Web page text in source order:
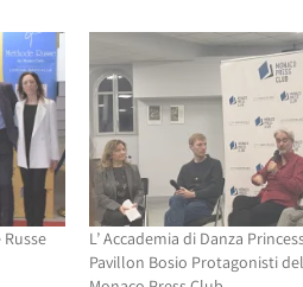
L’ Accademia di Danza
Pavillon Bosio Protagonisti